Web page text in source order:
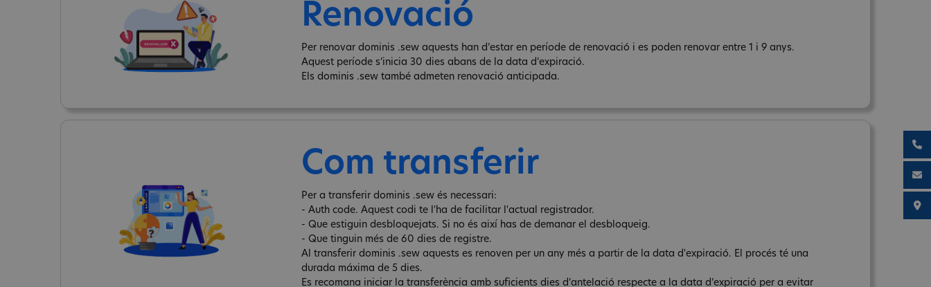
Renovació
Per renovar dominis .sew aquests han d’estar en període de renovació i es poden renovar entre 1 i 9 anys.
Aquest període s’inicia 30 dies abans de la data d’expiració.
Els dominis .sew també admeten renovació anticipada.
Com transferir
Per a transferir dominis .sew és necessari:
- Auth code. Aquest codi te l'ha de facilitar l'actual registrador.
- Que estiguin desbloquejats. Si no és així has de demanar el desbloqueig.
- Que tinguin més de 60 dies de registre.
Al transferir dominis .sew aquests es renoven per un any més a partir de la data d'expiració. El procés té una
durada máxima de 5 dies.
Es recomana iniciar la transferència amb suficients dies d’antelació respecte a la data d’expiració per a evitar